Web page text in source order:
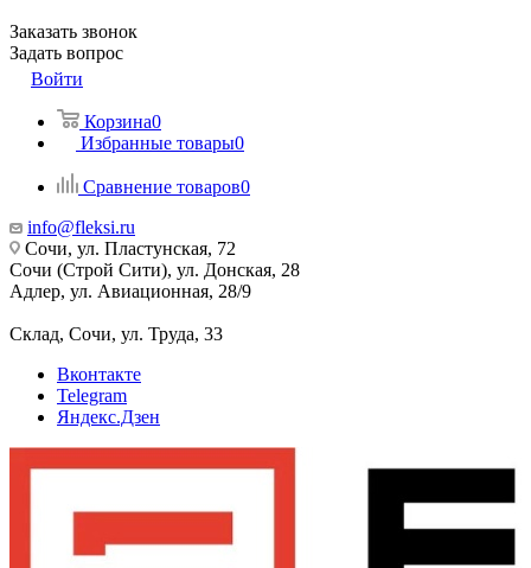
Заказать звонок
Задать вопрос
Войти
Корзина0
Избранные товары0
Сравнение товаров0
info@fleksi.ru
Сочи, ул. Пластунская, 72
Сочи (Строй Сити), ул. Донская, 28
Адлер, ул. Авиационная, 28/9
Склад, Сочи, ул. Труда, 33
Вконтакте
Telegram
Яндекс.Дзен